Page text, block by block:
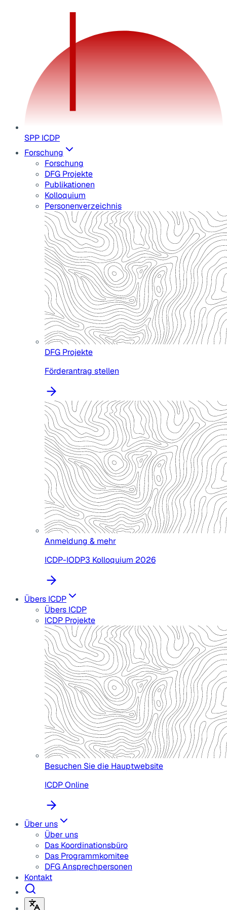
SPP ICDP
Forschung
Forschung
DFG Projekte
Publikationen
Kolloquium
Personenverzeichnis
DFG Projekte
Förderantrag stellen
Anmeldung & mehr
ICDP-IODP3 Kolloquium 2026
Übers ICDP
Übers ICDP
ICDP Projekte
Besuchen Sie die Hauptwebsite
ICDP Online
Über uns
Über uns
Das Koordinationsbüro
Das Programmkomitee
DFG Ansprechpersonen
Kontakt